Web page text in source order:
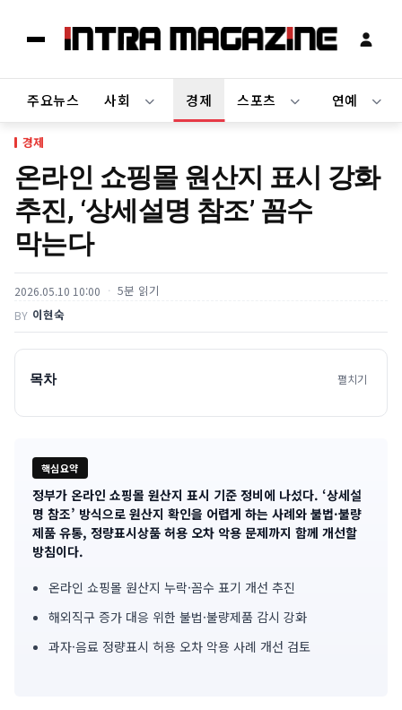
주요뉴스 사회 경제 스포츠 연예
경제
온라인 쇼핑몰 원산지 표시 강화
추진, ‘상세설명 참조’ 꼼수
막는다
2026.05.10 10:00 5분 읽기
BY 이현숙
목차 펼치기
핵심요약
기
사
정부가 온라인 쇼핑몰 원산지 표시 기준 정비에 나섰다. ‘상세설
명 참조’ 방식으로 원산지 확인을 어렵게 하는 사례와 불법·불량
제품 유통, 정량표시상품 허용 오차 악용 문제까지 함께 개선할
방침이다.
온라인 쇼핑몰 원산지 누락·꼼수 표기 개선 추진
해외직구 증가 대응 위한 불법·불량제품 감시 강화
과자·음료 정량표시 허용 오차 악용 사례 개선 검토